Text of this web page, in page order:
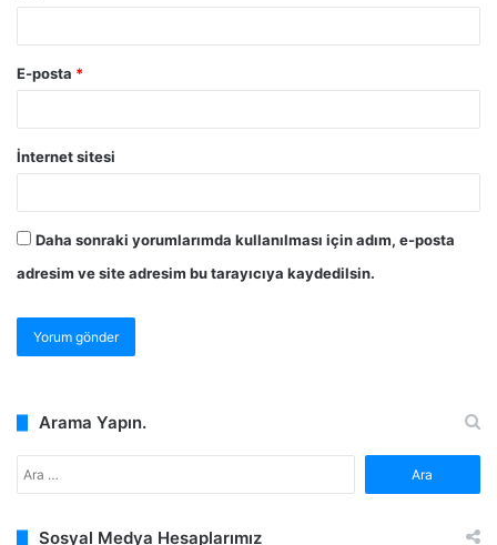
E-posta *
İnternet sitesi
Daha sonraki yorumlarımda kullanılması için adım, e-posta
adresim ve site adresim bu tarayıcıya kaydedilsin.
Arama Yapın.
Sosyal Medya Hesaplarımız